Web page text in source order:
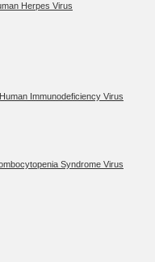
Herpes Virus
Immunodeficiency Virus
Syndrome Virus